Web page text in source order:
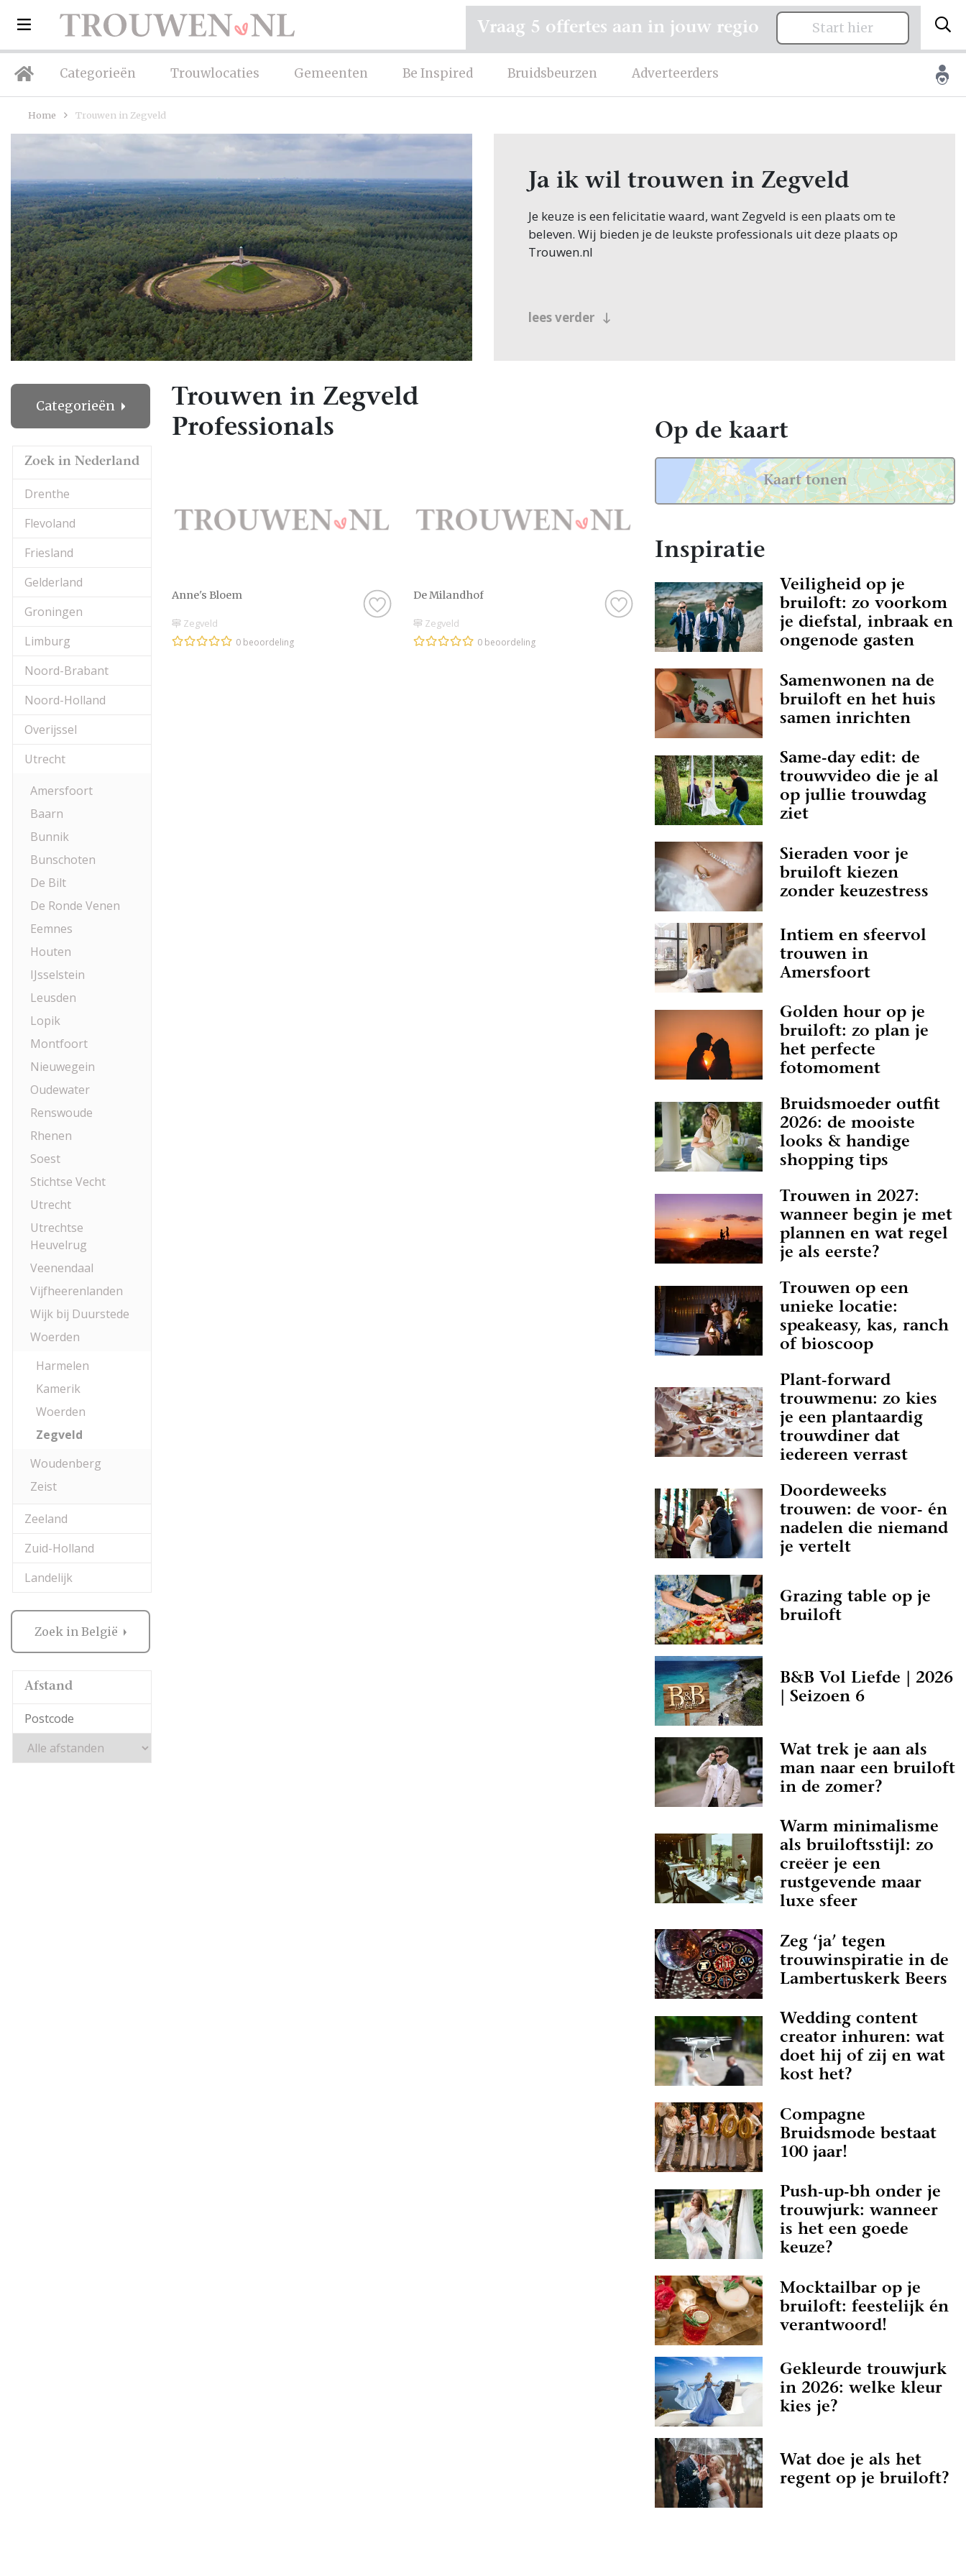
Categorieën Trouwlocaties Gemeenten Be Inspired Bruidsbeurzen Adverteerders
Vraag 5 offertes aan in jouw regio Start hier
Home Trouwen in Zegveld
Ja ik wil trouwen in Zegveld
Je keuze is een felicitatie waard, want Zegveld is een plaats om te
beleven. Wij bieden je de leukste professionals uit deze plaats op
Trouwen.nl
lees verder
Categorieën
Zoek in Nederland
Drenthe
Flevoland
Friesland
Gelderland
Groningen
Limburg
Noord-Brabant
Noord-Holland
Overijssel
Utrecht
Amersfoort
Baarn
Bunnik
Bunschoten
De Bilt
De Ronde Venen
Eemnes
Houten
IJsselstein
Leusden
Lopik
Montfoort
Nieuwegein
Oudewater
Renswoude
Rhenen
Soest
Stichtse Vecht
Utrecht
Utrechtse
Heuvelrug
Veenendaal
Vijfheerenlanden
Wijk bij Duurstede
Woerden
Harmelen
Kamerik
Woerden
Zegveld
Woudenberg
Zeist
Zeeland
Zuid-Holland
Landelijk
Zoek in België
Afstand
Trouwen in Zegveld
Professionals
Anne's Bloem
Zegveld
0 beoordeling
De Milandhof
Zegveld
0 beoordeling
Op de kaart
Kaart tonen
Inspiratie
Veiligheid op je
bruiloft: zo voorkom
je diefstal, inbraak en
ongenode gasten
Samenwonen na de
bruiloft en het huis
samen inrichten
Same-day edit: de
trouwvideo die je al
op jullie trouwdag
ziet
Sieraden voor je
bruiloft kiezen
zonder keuzestress
Intiem en sfeervol
trouwen in
Amersfoort
Golden hour op je
bruiloft: zo plan je
het perfecte
fotomoment
Bruidsmoeder outfit
2026: de mooiste
looks & handige
shopping tips
Trouwen in 2027:
wanneer begin je met
plannen en wat regel
je als eerste?
Trouwen op een
unieke locatie:
speakeasy, kas, ranch
of bioscoop
Plant-forward
trouwmenu: zo kies
je een plantaardig
trouwdiner dat
iedereen verrast
Doordeweeks
trouwen: de voor- én
nadelen die niemand
je vertelt
Grazing table op je
bruiloft
B&B Vol Liefde | 2026
| Seizoen 6
Wat trek je aan als
man naar een bruiloft
in de zomer?
Warm minimalisme
als bruiloftsstijl: zo
creëer je een
rustgevende maar
luxe sfeer
Zeg ‘ja’ tegen
trouwinspiratie in de
Lambertuskerk Beers
Wedding content
creator inhuren: wat
doet hij of zij en wat
kost het?
Compagne
Bruidsmode bestaat
100 jaar!
Push-up-bh onder je
trouwjurk: wanneer
is het een goede
keuze?
Mocktailbar op je
bruiloft: feestelijk én
verantwoord!
Gekleurde trouwjurk
in 2026: welke kleur
kies je?
Wat doe je als het
regent op je bruiloft?